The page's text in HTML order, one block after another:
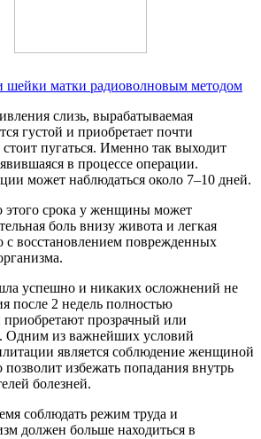
шейки матки радиоволновым методом
слизь, вырабатываемая
густой и приобретает почти
пугаться. Именно так выходит
в процессе операции.
может наблюдаться около 7–10 дней.
этого срока у женщины может
боль внизу живота и легкая
с восстановлением поврежденных
успешно и никаких осложнений не
после 2 недель полностью
приобретают прозрачный или
Одним из важнейших условий
является соблюдение женщиной
избежать попадания внутрь
болезней.
соблюдать режим труда и
должен больше находиться в